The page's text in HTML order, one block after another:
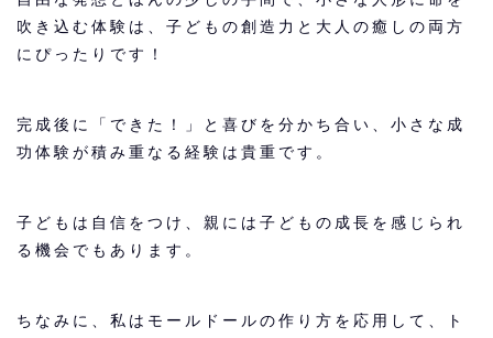
吹き込む体験は、子どもの創造力と大人の癒しの両方
にぴったりです！
完成後に「できた！」と喜びを分かち合い、小さな成
功体験が積み重なる経験は貴重です。
子どもは自信をつけ、親には子どもの成長を感じられ
る機会でもあります。
ちなみに、私はモールドールの作り方を応用して、ト